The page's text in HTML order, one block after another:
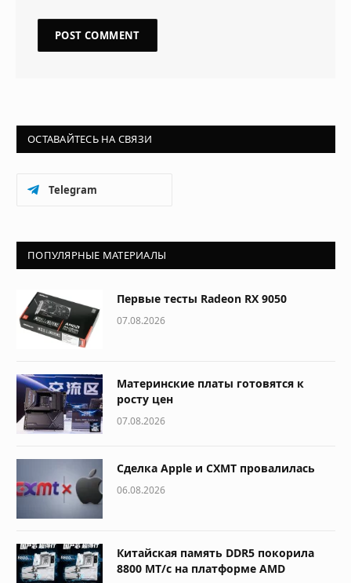
ОСТАВАЙТЕСЬ НА СВЯЗИ
Telegram
ПОПУЛЯРНЫЕ МАТЕРИАЛЫ
Первые тесты Radeon RX 9050
07.08.2026
Материнские платы готовятся к
росту цен
07.08.2026
Сделка Apple и CXMT провалилась
06.08.2026
Китайская память DDR5 покорила
8800 МТ/с на платформе AMD